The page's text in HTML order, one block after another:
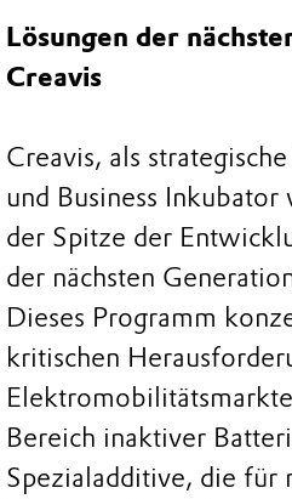
Lösungen der
Creavis
Creavis, als
und Business
der Spitze der
der nächsten
Dieses Programm
kritischen
Bereich inaktiver
Spezialadditive, die für